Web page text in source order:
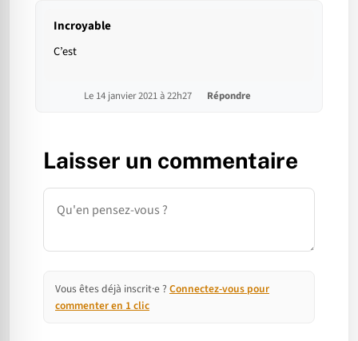
Incroyable
C’est
Le 14 janvier 2021 à 22h27 Répondre
Laisser un commentaire
Commentaire
Vous êtes déjà inscrit·e ? Connectez-vous pour
commenter en 1 clic